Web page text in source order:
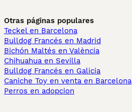
Otras páginas populares
Teckel en Barcelona
Bulldog Francés en Madrid
Bichón Maltés en València
Chihuahua en Sevilla
Bulldog Francés en Galicia
Caniche Toy en venta en Barcelona
Perros en adopcion